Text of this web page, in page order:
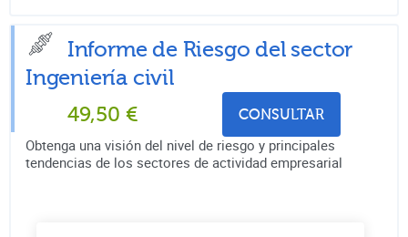
Informe de Riesgo del sector
Ingeniería civil
49,50 € CONSULTAR
Obtenga una visión del nivel de riesgo y principales
tendencias de los sectores de actividad empresarial